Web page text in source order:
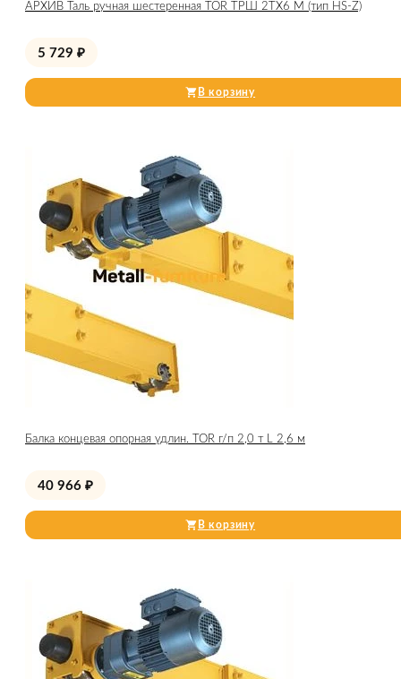
АРХИВ Таль ручная шестеренная TOR ТРШ 2ТХ6 М (тип HS-Z)
5 729 ₽
В корзину
Балка концевая опорная удлин. TOR г/п 2,0 т L 2,6 м
40 966 ₽
В корзину